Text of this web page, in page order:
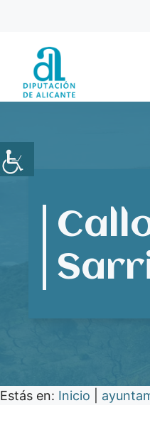
contenido
Estás en: Inicio